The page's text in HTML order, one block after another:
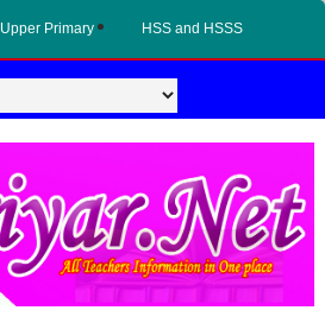
Upper Primary HSS and HSSS